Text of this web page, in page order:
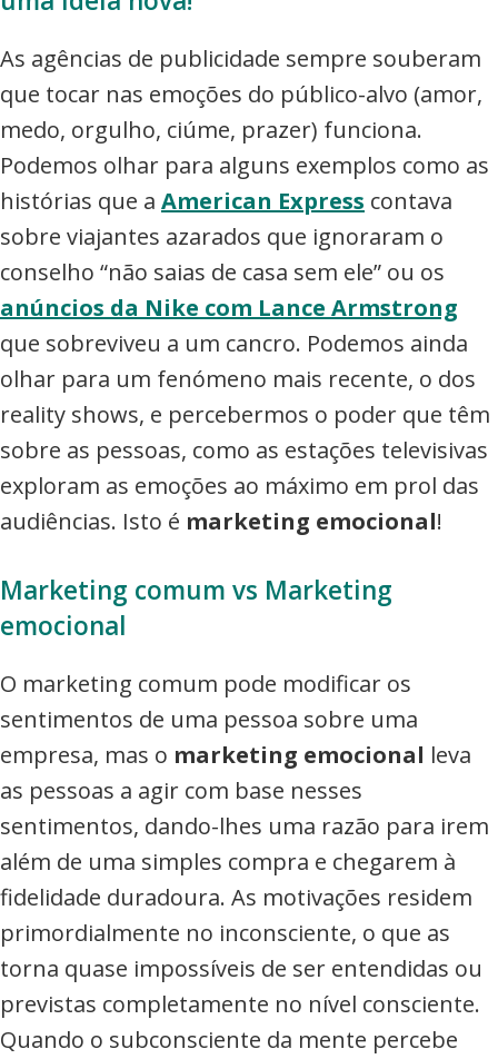
As agências de publicidade sempre souberam
que tocar nas emoções do público-alvo (amor,
medo, orgulho, ciúme, prazer) funciona.
Podemos olhar para alguns exemplos como as
histórias que a American Express contava
sobre viajantes azarados que ignoraram o
conselho “não saias de casa sem ele” ou os
anúncios da Nike com Lance Armstrong
que sobreviveu a um cancro. Podemos ainda
olhar para um fenómeno mais recente, o dos
reality shows, e percebermos o poder que têm
sobre as pessoas, como as estações televisivas
exploram as emoções ao máximo em prol das
audiências. Isto é marketing emocional!
Marketing comum vs Marketing
emocional
O marketing comum pode modificar os
sentimentos de uma pessoa sobre uma
empresa, mas o marketing emocional leva
as pessoas a agir com base nesses
sentimentos, dando-lhes uma razão para irem
além de uma simples compra e chegarem à
fidelidade duradoura. As motivações residem
primordialmente no inconsciente, o que as
torna quase impossíveis de ser entendidas ou
previstas completamente no nível consciente.
Quando o subconsciente da mente percebe